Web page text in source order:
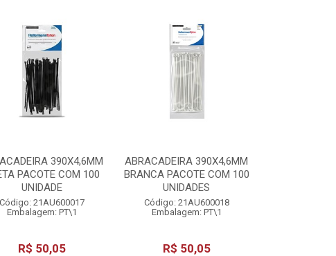
390X4,6MM
PACOTE COM 100
UNIDADE
Código: 21AU600017
Embalagem: PT\1
R$ 50,05
ABRACADEIRA 390X4,6MM
BRANCA PACOTE COM 100
UNIDADES
Código: 21AU600018
Embalagem: PT\1
R$ 50,05